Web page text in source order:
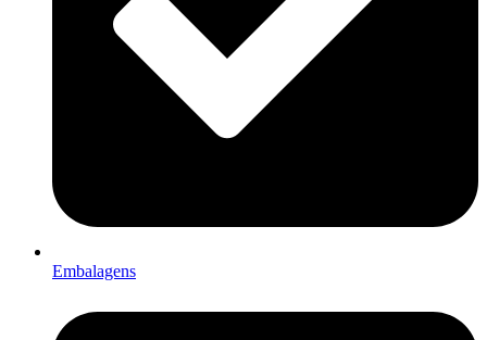
Embalagens